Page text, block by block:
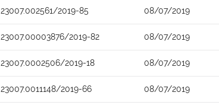
23007.002561/2019-85 08/07/2019
23007.00003876/2019-82 08/07/2019
23007.0002506/2019-18 08/07/2019
23007.0011148/2019-66 08/07/2019